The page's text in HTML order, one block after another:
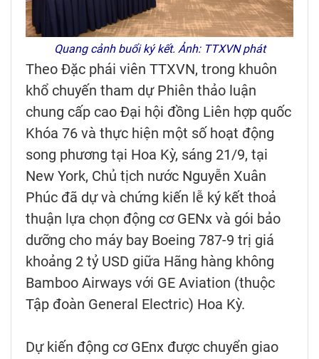
Quang cảnh buổi ký kết. Ảnh: TTXVN phát
Theo Đặc phái viên TTXVN, trong khuôn
khổ chuyến tham dự Phiên thảo luận
chung cấp cao Đại hội đồng Liên hợp quốc
Khóa 76 và thực hiện một số hoạt động
song phương tại Hoa Kỳ, sáng 21/9, tại
New York, Chủ tịch nước Nguyễn Xuân
Phúc đã dự và chứng kiến lễ ký kết thoả
thuận lựa chọn động cơ GENx và gói bảo
dưỡng cho máy bay Boeing 787-9 trị giá
khoảng 2 tỷ USD giữa Hãng hàng không
Bamboo Airways với GE Aviation (thuộc
Tập đoàn General Electric) Hoa Kỳ.
Dự kiến động cơ GEnx được chuyển giao